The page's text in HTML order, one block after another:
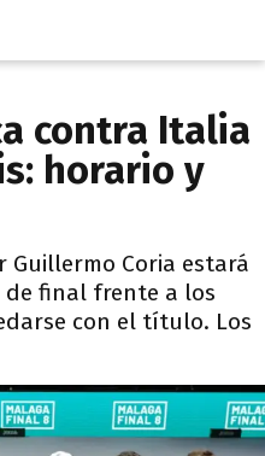
contra Italia
horario y
Guillermo Coria estará
final frente a los
con el título. Los